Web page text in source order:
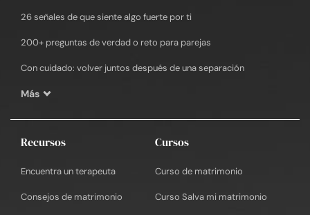
26 señales de que siente algo fuerte por ti
200+ preguntas de verdad o reto para parejas
Con cuidado: volver juntos después de una separación
Más
Recursos
Encuentra un terapeuta
Consejos de matrimonio
Cursos
Curso de matrimonio
Curso Salva mi matrimonio